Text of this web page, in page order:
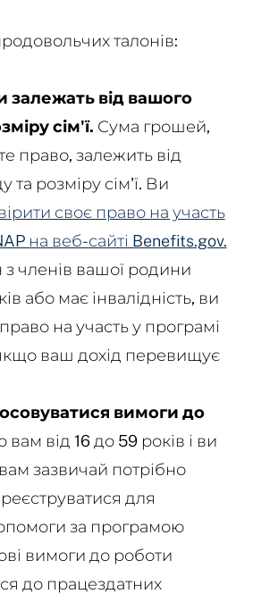
талонів:
залежать від вашого
сім'ї. Сума грошей,
право, залежить від
та розміру сім'ї. Ви
своє право на участь
на веб-сайті Benefits.gov.
членів вашої родини
або має інвалідність, ви
на участь у програмі
якщо ваш дохід перевищує
вимоги до
від 16 до 59 років і ви
зазвичай потрібно
для
за програмою
вимоги до роботи
до працездатних